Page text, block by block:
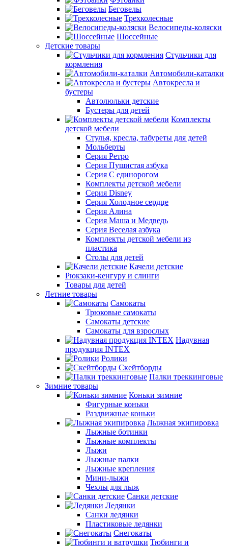
Беговелы
Трехколесные
Велосипеды-коляски
Шоссейные
Детские товары
Стульчики для
кормления
Автомобили-каталки
Автокресла и
бустеры
Автолюльки детские
Бустеры для детей
Комплекты
детской мебели
Стулья, кресла, табуреты для детей
Мольберты
Серия Ретро
Серия Пушистая азбука
Серия С единорогом
Комплекты детской мебели
Серия Disney
Серия Холодное сердце
Серия Алина
Серия Маша и Медведь
Серия Веселая азбука
Комплекты детской мебели из
пластика
Столы для детей
Качели детские
Рюкзаки-кенгуру и слинги
Товары для детей
Летние товары
Самокаты
Трюковые самокаты
Самокаты детские
Самокаты для взрослых
Надувная
продукция INTEX
Ролики
Скейтборды
Палки треккинговые
Зимние товары
Коньки зимние
Фигурные коньки
Раздвижные коньки
Лыжная экипировка
Лыжные ботинки
Лыжные комплекты
Лыжи
Лыжные палки
Лыжные крепления
Мини-лыжи
Чехлы для лыж
Санки детские
Ледянки
Санки ледянки
Пластиковые ледянки
Снегокаты
Тюбинги и